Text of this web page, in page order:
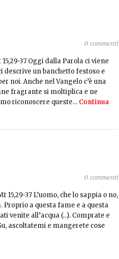
0 commenti
37 Oggi dalla Parola ci viene
descrive un banchetto festoso e
noi. Anche nel Vangelo c’è una
fragrante si moltiplica e ne
riconoscere queste… Continua
0 commenti
37 L’uomo, che lo sappia o no,
a questa fame e a questa
venite all’acqua (…). Comprate e
ascoltatemi e mangerete cose